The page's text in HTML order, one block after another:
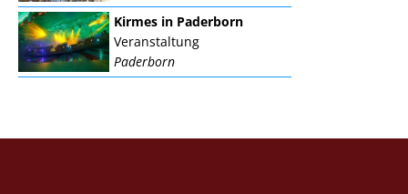
Kirmes in Paderborn
Veranstaltung
Paderborn